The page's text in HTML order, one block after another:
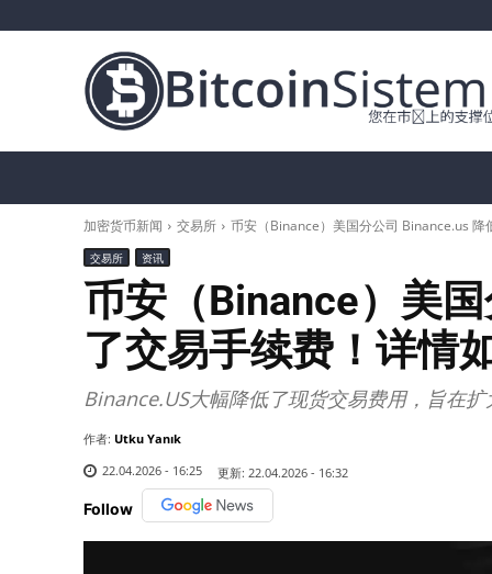
加密货币新闻 交易所 币安（Binance）美国分公司 Binance.us 降
交易所 资讯
币安（Binance）美
了交易手续费！详情
Binance.US大幅降低了现货交易费用，旨在
作者: Utku Yanık
22.04.2026 - 16:25
更新: 22.04.2026 - 16:32
Follow